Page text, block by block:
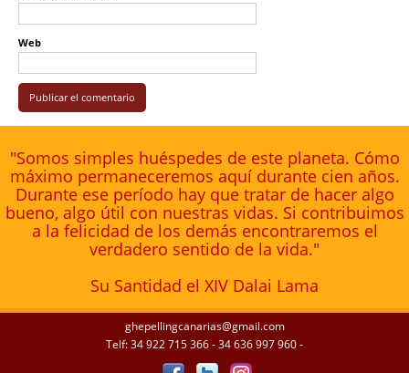
Web
"Somos simples huéspedes de este planeta. Cómo
máximo permaneceremos aquí durante cien años.
Durante ese período hay que tratar de hacer algo
bueno, algo útil con nuestras vidas. Si contribuimos
a la felicidad de los demás encontraremos el
verdadero sentido de la vida."
Su Santidad el XIV Dalai Lama
ghepellingcanarias@gmail.com
Telf: 34 922 715 366 - 34 636 997 960 -